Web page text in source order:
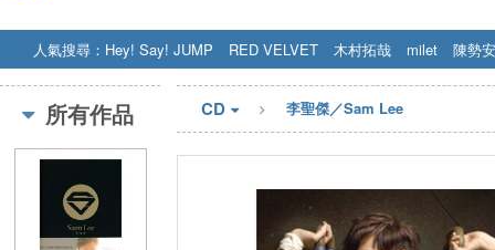
人氣搜尋： Hey! Say! JUMP RED VELVET 木村拓哉 milet
陳勢安
STRAY KIDS
盧廣仲 周杰伦
所有作品 CD 李聖傑／Sam Lee